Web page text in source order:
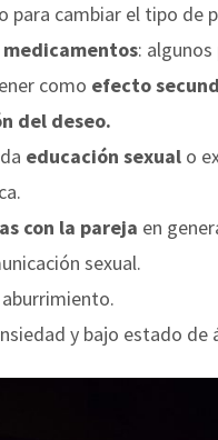
para cambiar el tipo de
medicamentos:
como efecto
del deseo.
educación sexual o
con la pareja en
sexual.
y bajo estado de